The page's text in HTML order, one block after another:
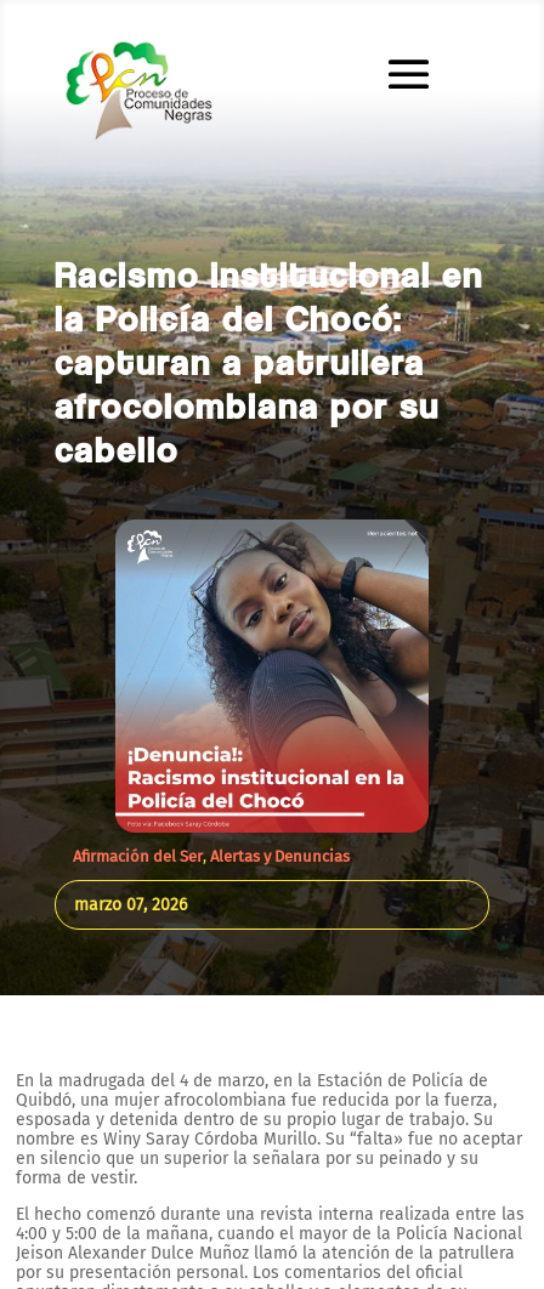
Racismo institucional en
la Policía del Chocó:
capturan a patrullera
afrocolombiana por su
cabello
Afirmación del Ser, Alertas y Denuncias
marzo 07, 2026
En la madrugada del 4 de marzo, en la Estación de Policía de
Quibdó, una mujer afrocolombiana fue reducida por la fuerza,
esposada y detenida dentro de su propio lugar de trabajo. Su
nombre es Winy Saray Córdoba Murillo. Su “falta» fue no aceptar
en silencio que un superior la señalara por su peinado y su
forma de vestir.
El hecho comenzó durante una revista interna realizada entre las
4:00 y 5:00 de la mañana, cuando el mayor de la Policía Nacional
Jeison Alexander Dulce Muñoz llamó la atención de la patrullera
por su presentación personal. Los comentarios del oficial